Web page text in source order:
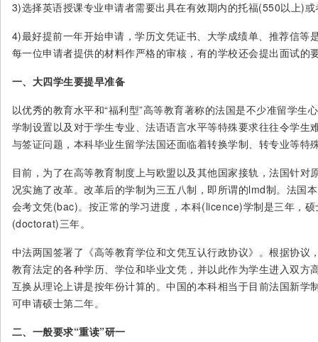
3)选择英语授课专业申请者需要出具在有效期内的托福(550以上)
4)最好提前一年开始申请，学历文凭证书、大学成绩单、推荐信等
每一位申请者提供的材料作严格的审核，有的学校还会提出面试的
一、大四学生要提早准备
以优秀的教育水平和“福利型”高等教育著称的法国是不少准留学生
学制设置以及对于学生专业、法语语言水平等特殊要求往往令学生
与签证问题，本科毕业生留学法国还面临着转换学制、转专业等特
目前，为了在高等教育制度上与欧盟以及其他国家接轨，法国针对
况实施了改革。改革后的学制为三五八制，即所谓的lmd制。法国
会考文凭(bac)。按正常的学习进度，本科(licence)学制是三年，
(doctorat)三年。
中法两国签署了《高等教育学位和文凭互认行政协议》。根据协议
教育法定的各种学历、学位和毕业文凭，并以此作为学生进入双方
互换从理论上讲是按年份计算的。中国的本科相当于目前法国新学
可申请硕士第二年。
二、一般要求“重读”研一